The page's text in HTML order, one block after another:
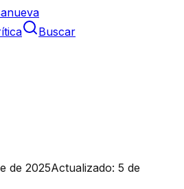
Buscar
de 2025Actualizado: 5 de